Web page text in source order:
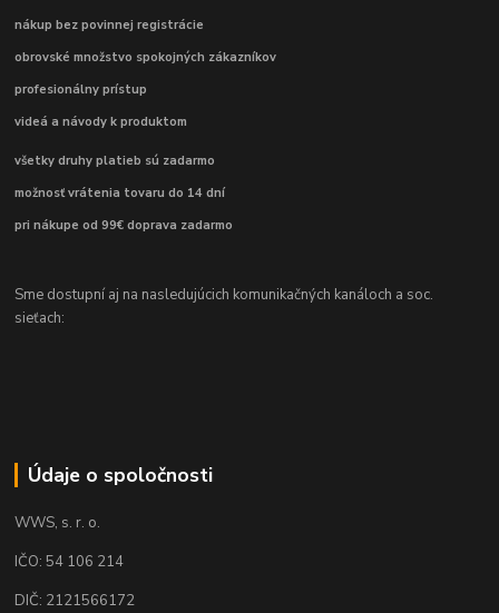
nákup bez povinnej registrácie
obrovské množstvo spokojných zákazníkov
profesionálny prístup
videá a návody k produktom
všetky druhy platieb sú zadarmo
možnosť vrátenia tovaru do 14 dní
pri nákupe od 99€ doprava zadarmo
Sme dostupní aj na nasledujúcich komunikačných kanáloch a soc.
sieťach:
Údaje o spoločnosti
WWS, s. r. o.
IČO: 54 106 214
DIČ: 2121566172